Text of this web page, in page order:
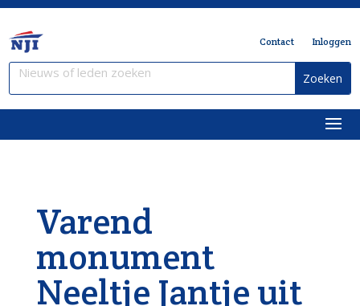
Contact Inloggen
Varend
monument
Neeltje Jantje uit